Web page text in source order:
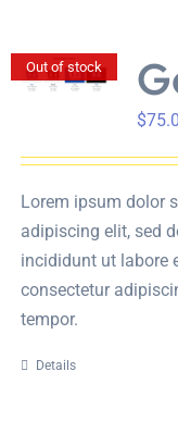
Out of stock
$
Lorem ipsum dolor
adipiscing elit, sed
incididunt ut labore
consectetur
tempor.
Details